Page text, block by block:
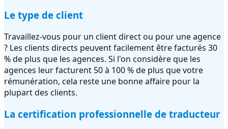
Le type de client
Travaillez-vous pour un client direct ou pour une agence
? Les clients directs peuvent facilement être facturés 30
% de plus que les agences. Si l'on considère que les
agences leur facturent 50 à 100 % de plus que votre
rémunération, cela reste une bonne affaire pour la
plupart des clients.
La certification professionnelle de traducteur